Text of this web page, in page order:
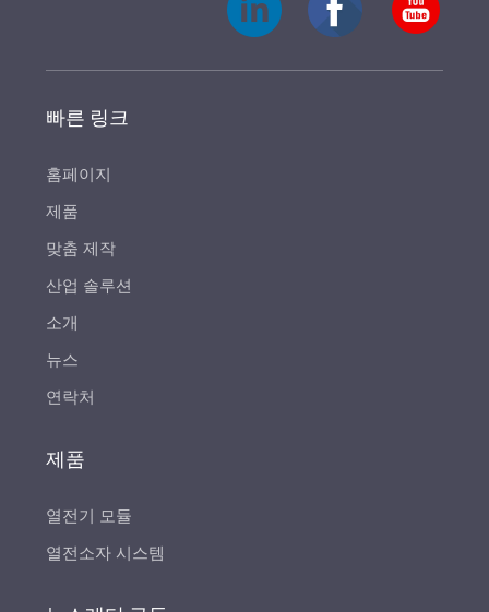
빠른 링크
홈페이지
제품
맞춤 제작
산업 솔루션
소개
뉴스
연락처
제품
열전기 모듈
열전소자 시스템